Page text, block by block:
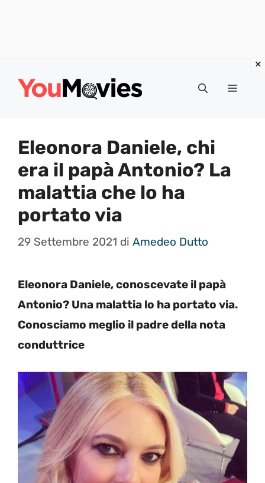
Menu
Eleonora Daniele, chi
era il papà Antonio? La
malattia che lo ha
portato via
29 Settembre 2021 di Amedeo Dutto
Eleonora Daniele, conoscevate il papà
Antonio? Una malattia lo ha portato via.
Conosciamo meglio il padre della nota
conduttrice